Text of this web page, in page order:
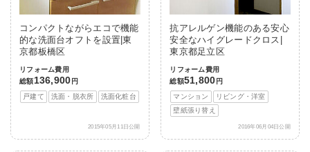
コンパクトながらエコで機能
的な洗面台オフトを設置|東
京都板橋区
リフォーム費用
総額136,900 円
戸建て
洗面・脱衣所 洗面化粧台
2015年05月11日公開
抗アレルゲン機能のある安心
安全なハイグレードクロス|
東京都足立区
リフォーム費用
総額51,800 円
マンション
リビング・洋室
壁紙張り替え
2016年06月04日公開